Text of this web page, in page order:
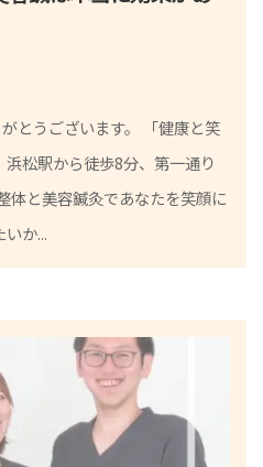
とうございます。 「健康と笑
松駅から徒歩8分、第一通り
体と美容鍼灸であなたを笑顔に
か...